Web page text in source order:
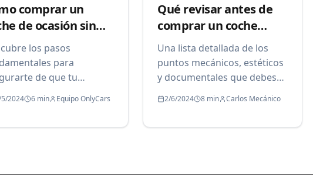
comprar un
de ocasión sin
los pasos
para
de que tu
mano sea un éxito
2024 6 min Equipo OnlyCars
Qué revisar antes de
comprar un coche
usado
Una lista detallada de los
puntos mecánicos, estéticos
y documentales que debes
una decisión.
2/6/2024 8 min Carlos Mecánico